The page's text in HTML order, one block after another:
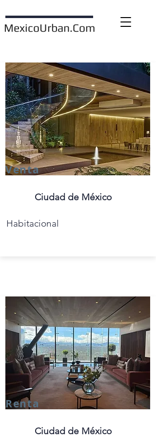
MexicoUrban.Com
Venta
Ciudad de México
Habitacional
Renta
Ciudad de México